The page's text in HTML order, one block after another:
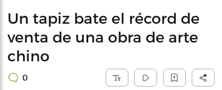
Un tapiz bate el récord de
venta de una obra de arte
chino
0